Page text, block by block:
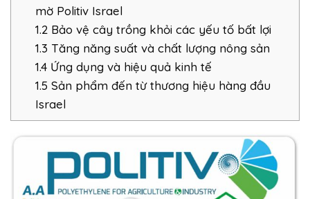
mờ Politiv Israel
1.2 Bảo vệ cây trồng khỏi các yếu tố bất lợi
1.3 Tăng năng suất và chất lượng nông sản
1.4 Ứng dụng và hiệu quả kinh tế
1.5 Sản phẩm đến từ thương hiệu hàng đầu
Israel